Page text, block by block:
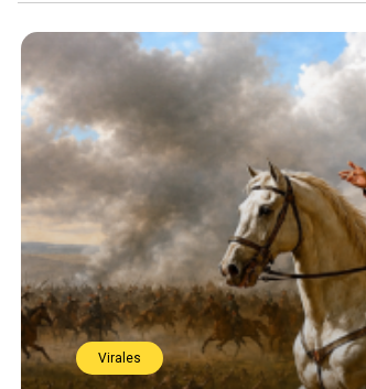
Virales